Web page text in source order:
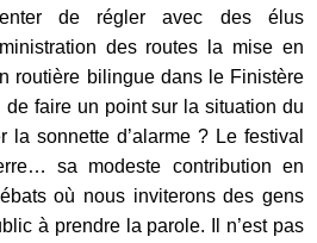
de régler avec des élus
des routes la mise en
routière bilingue dans le Finistère
de faire un point sur la situation du
la sonnette d’alarme ? Le festival
sa modeste contribution en
où nous inviterons des gens
à prendre la parole. Il n’est pas